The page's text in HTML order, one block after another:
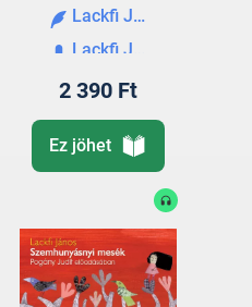
Lackfi János
Lackfi János
2 390 Ft
Ez jöhet